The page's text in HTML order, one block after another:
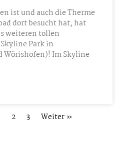
ist und auch die Therme
dort besucht hat, hat
weiteren tollen
Park in
Wörishofen)! Im Skyline
2 3 Weiter »